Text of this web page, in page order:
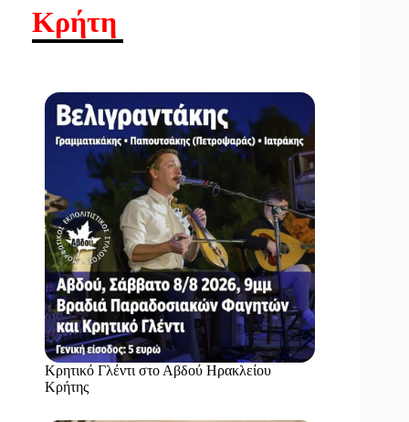
Κρήτη
Κρητικό Γλέντι στο Αβδού Ηρακλείου
Κρήτης